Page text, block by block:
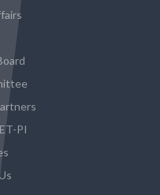
PI